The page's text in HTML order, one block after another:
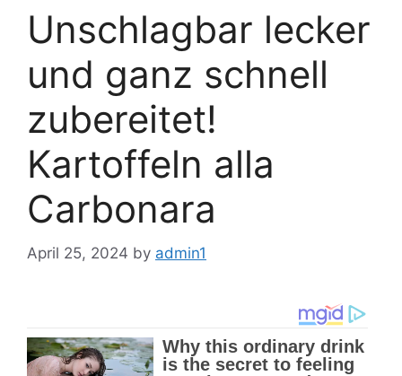
Unschlagbar lecker
und ganz schnell
zubereitet!
Kartoffeln alla
Carbonara
April 25, 2024 by admin1